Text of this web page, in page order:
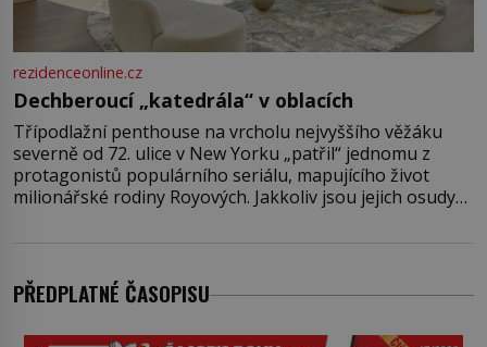
rezidenceonline.cz
Dechberoucí „katedrála“ v oblacích
Třípodlažní penthouse na vrcholu nejvyššího věžáku
severně od 72. ulice v New Yorku „patřil“ jednomu z
protagonistů populárního seriálu, mapujícího život
milionářské rodiny Royových. Jakkoliv jsou jejich osudy
jenom jednou z nemovitostí
PŘEDPLATNÉ ČASOPISU